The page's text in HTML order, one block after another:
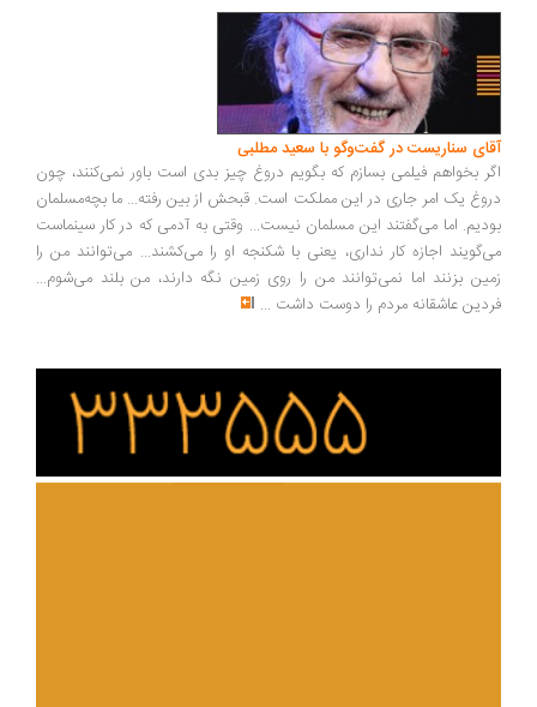
سناریست در گفت‌وگو با سعید مطلبی
بخواهم فیلمی بسازم که بگویم دروغ چیز بدی است باور نمی‌کنند، چون
یک امر جاری در این مملکت است. قبحش از بین رفته... ما بچه‌مسلمان
اما می‌گفتند این مسلمان نیست... وقتی به آدمی که در کار سینماست
اجازه کار نداری، یعنی با شکنجه او را می‌کشند... می‌توانند من را
بزنند اما نمی‌توانند من را روی زمین نگه دارند، من بلند می‌شوم...
عاشقانه مردم را دوست داشت ...